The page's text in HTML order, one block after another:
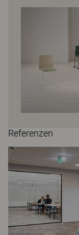
Referenzen